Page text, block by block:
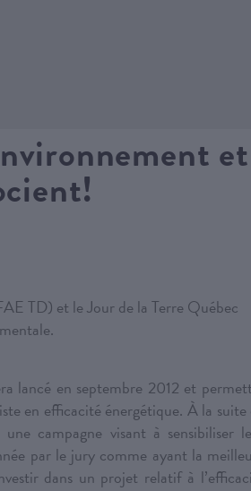
et
TD) et le Jour de la Terre Québec
lancé en septembre 2012 et
en efficacité énergétique. À la suite
campagne visant à sensibiliser
par le jury comme ayant la
dans un projet relatif à